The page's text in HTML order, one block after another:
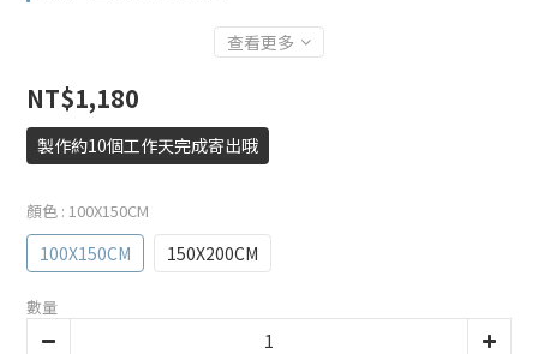
查看更多
NT$1,180
製作約10個工作天完成寄出哦
顏色 : 100X150CM
100X150CM 150X200CM
數量